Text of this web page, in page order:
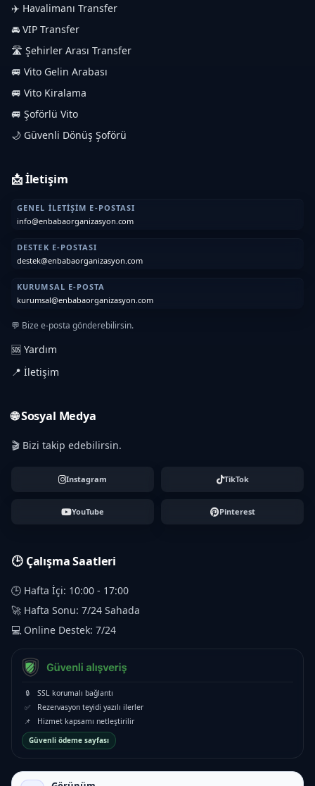
✈️ Havalimanı Transfer
🚘 VIP Transfer
🛣️ Şehirler Arası Transfer
🚐 Vito Gelin Arabası
🚐 Vito Kiralama
🚐 Şoförlü Vito
🌙 Güvenli Dönüş Şoförü
📩 İletişim
GENEL İLETIŞIM E-POSTASI
info@enbabaorganizasyon.com
DESTEK E-POSTASI
destek@enbabaorganizasyon.com
KURUMSAL E-POSTA
kurumsal@enbabaorganizasyon.com
💬 Bize e-posta gönderebilirsin.
🆘 Yardım
📍 İletişim
🌐 Sosyal Medya
🎬 Bizi takip edebilirsin.
Instagram TikTok
YouTube Pinterest
🕒 Çalışma Saatleri
🕒 Hafta İçi: 10:00 - 17:00
🚀 Hafta Sonu: 7/24 Sahada
💻 Online Destek: 7/24
🔒
SSL korumalı bağlantı
✅
Rezervasyon teyidi yazılı ilerler
📌
Hizmet kapsamı netleştirilir
Güvenli ödeme sayfası